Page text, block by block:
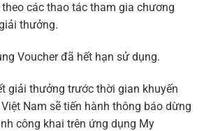
các thao tác tham gia chương
thưởng.
Voucher đã hết hạn sử dụng.
giải thưởng trước thời gian khuyến
Nam sẽ tiến hành thông báo dừng
công khai trên ứng dụng My